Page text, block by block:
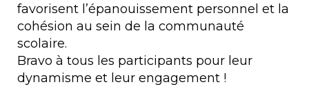
favorisent l’épanouissement personnel et la
cohésion au sein de la communauté
scolaire.
Bravo à tous les participants pour leur
dynamisme et leur engagement !